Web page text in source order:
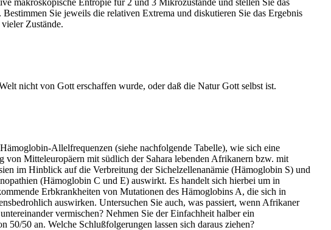
Bestimmen Sie jeweils die relativen Extrema und diskutieren Sie das Ergebnis
Zustände.
nicht von Gott erschaffen wurde, oder daß die Natur Gott selbst ist.
Allelfrequenzen (siehe nachfolgende Tabelle), wie sich eine
von Mitteleuropäern mit südlich der Sahara lebenden Afrikanern bzw. mit
im Hinblick auf die Verbreitung der Sichelzellenanämie (Hämoglobin S) und
(Hämoglobin C und E) auswirkt. Es handelt sich hierbei um in
Erbkrankheiten von Mutationen des Hämoglobins A, die sich in
auswirken. Untersuchen Sie auch, was passiert, wenn Afrikaner
vermischen? Nehmen Sie der Einfachheit halber ein
50/50 an. Welche Schlußfolgerungen lassen sich daraus ziehen?